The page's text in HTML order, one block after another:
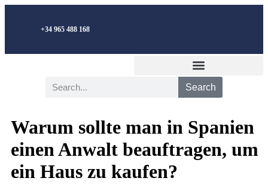
+34 965 488 168
Search
Warum sollte man in Spanien
einen Anwalt beauftragen, um
ein Haus zu kaufen?